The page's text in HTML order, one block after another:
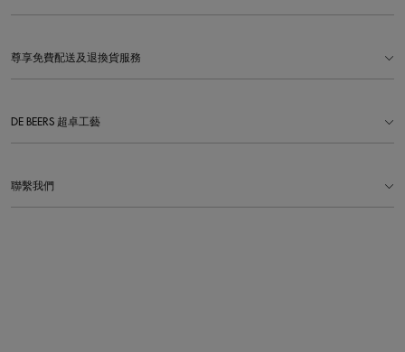
尊享免費配送及退換貨服務
DE BEERS 超卓工藝
聯繫我們